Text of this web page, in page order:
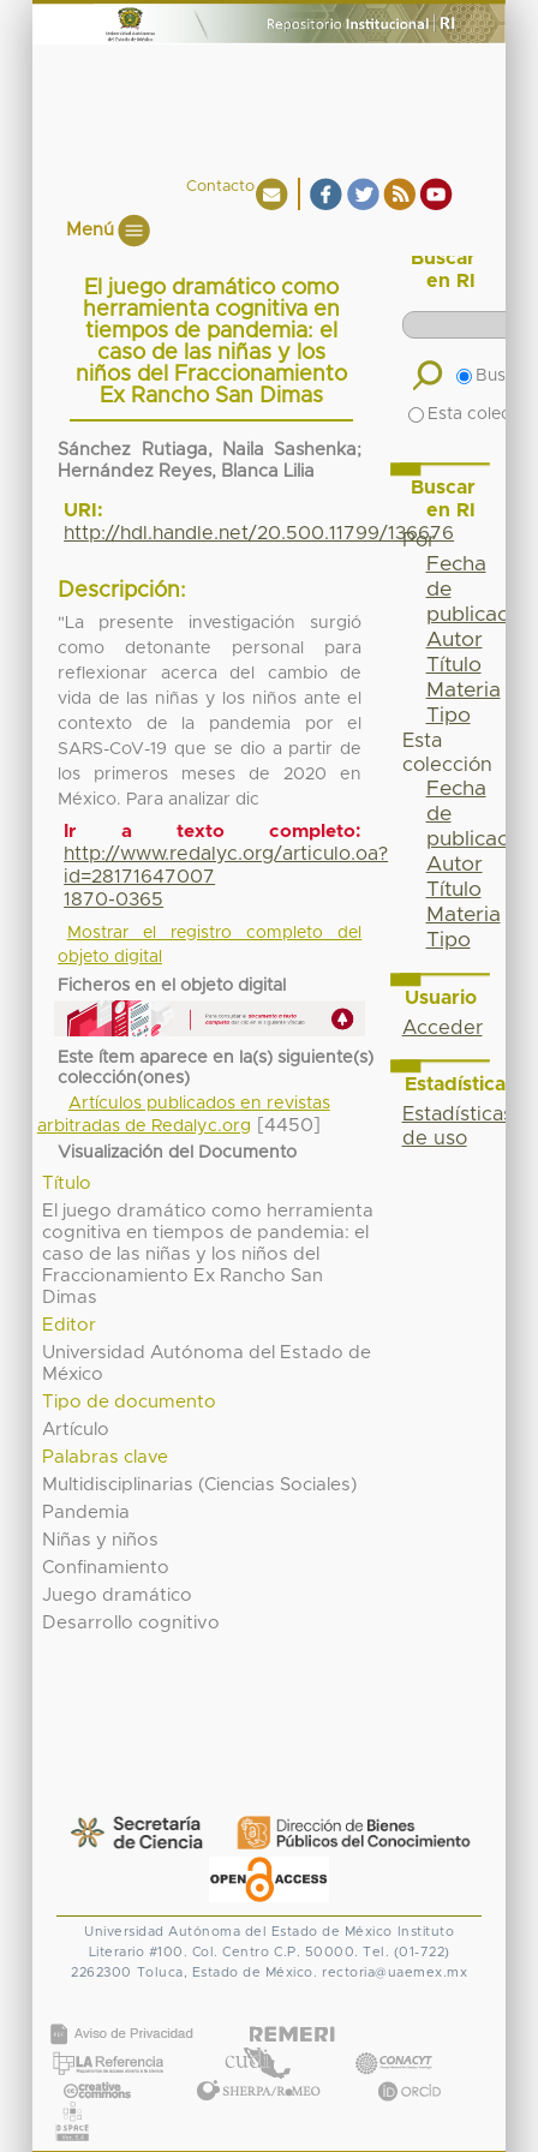
Contacto
Menú
El juego dramático como
herramienta cognitiva en
tiempos de pandemia: el
caso de las niñas y los
niños del Fraccionamiento
Ex Rancho San Dimas
Sánchez Rutiaga, Naila Sashenka;
Hernández Reyes, Blanca Lilia
URI:
http://hdl.handle.net/20.500.11799/136676
Descripción:
"La presente investigación surgió
como detonante personal para
reflexionar acerca del cambio de
vida de las niñas y los niños ante el
contexto de la pandemia por el
SARS-CoV-19 que se dio a partir de
los primeros meses de 2020 en
México. Para analizar dic
Ir a texto completo:
http://www.redalyc.org/articulo.oa?
id=28171647007
1870-0365
Mostrar el registro completo del
objeto digital
Ficheros en el objeto digital
Este ítem aparece en la(s) siguiente(s)
colección(ones)
Artículos publicados en revistas
arbitradas de Redalyc.org
[4450]
Visualización del Documento
Título
El juego dramático como herramienta
cognitiva en tiempos de pandemia: el
caso de las niñas y los niños del
Fraccionamiento Ex Rancho San
Dimas
Editor
Universidad Autónoma del Estado de
México
Tipo de documento
Artículo
Palabras clave
Multidisciplinarias (Ciencias Sociales)
Pandemia
Niñas y niños
Confinamiento
Juego dramático
Desarrollo cognitivo
Buscar
en RI
Buscar
Esta
Buscar
en RI
Por
Fecha
de
publicación
Autor
Título
Materia
Tipo
Esta
colección
Fecha
de
publicación
Autor
Título
Materia
Tipo
Usuario
Acceder
Estadísticas
Estadísticas
de uso
Universidad Autónoma del Estado de México
Instituto
Literario #100. Col. Centro C.P. 50000. Tel. (01-722)
2262300 Toluca, Estado de México. rectoria@uaemex.mx